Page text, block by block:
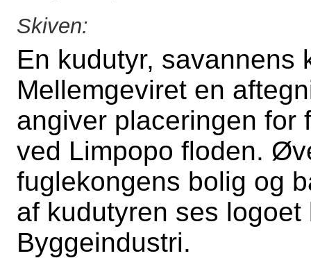
Skiven:
En kudutyr, savannens
Mellemgeviret en
angiver placeringen for
ved Limpopo floden.
fuglekongens bolig og
af kudutyren ses
Byggeindustri.